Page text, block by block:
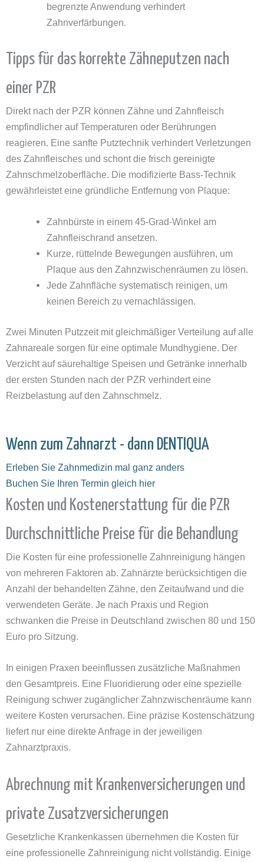
begrenzte Anwendung verhindert
Zahnverfärbungen.
Tipps für das korrekte Zähneputzen nach
einer PZR
Direkt nach der PZR können Zähne und Zahnfleisch
empfindlicher auf Temperaturen oder Berührungen
reagieren. Eine sanfte Putztechnik verhindert Verletzungen
des Zahnfleisches und schont die frisch gereinigte
Zahnschmelzoberfläche. Die modifizierte Bass-Technik
gewährleistet eine gründliche Entfernung von Plaque:
Zahnbürste in einem 45-Grad-Winkel am
Zahnfleischrand ansetzen.
Kurze, rüttelnde Bewegungen ausführen, um
Plaque aus den Zahnzwischenräumen zu lösen.
Jede Zahnfläche systematisch reinigen, um
keinen Bereich zu vernachlässigen.
Zwei Minuten Putzzeit mit gleichmäßiger Verteilung auf alle
Zahnareale sorgen für eine optimale Mundhygiene. Der
Verzicht auf säurehaltige Speisen und Getränke innerhalb
der ersten Stunden nach der PZR verhindert eine
Reizbelastung auf den Zahnschmelz.
Wenn zum Zahnarzt - dann DENTIQUA
Erleben Sie Zahnmedizin mal ganz anders
Buchen Sie Ihren Termin gleich hier
Kosten und Kostenerstattung für die PZR
Durchschnittliche Preise für die Behandlung
Die Kosten für eine professionelle Zahnreinigung hängen
von mehreren Faktoren ab. Zahnärzte berücksichtigen die
Anzahl der behandelten Zähne, den Zeitaufwand und die
verwendeten Geräte. Je nach Praxis und Region
schwanken die Preise in Deutschland zwischen 80 und 150
Euro pro Sitzung.
In einigen Praxen beeinflussen zusätzliche Maßnahmen
den Gesamtpreis. Eine Fluoridierung oder eine spezielle
Reinigung schwer zugänglicher Zahnzwischenräume kann
weitere Kosten verursachen. Eine präzise Kostenschätzung
liefert nur eine direkte Anfrage in der jeweiligen
Zahnarztpraxis.
Abrechnung mit Krankenversicherungen und
private Zusatzversicherungen
Gesetzliche Krankenkassen übernehmen die Kosten für
eine professionelle Zahnreinigung nicht vollständig. Einige